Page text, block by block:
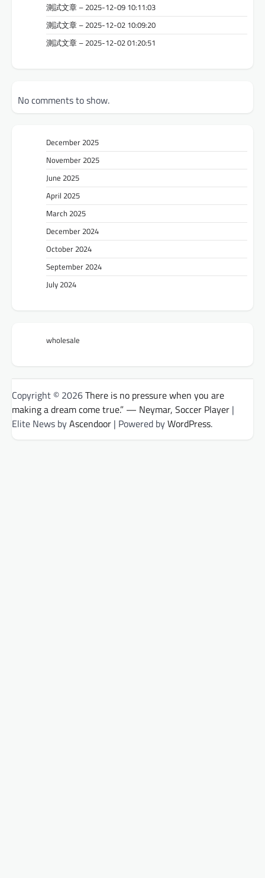
測試文章 – 2025-12-09 10:11:03
測試文章 – 2025-12-02 10:09:20
測試文章 – 2025-12-02 01:20:51
No comments to show.
December 2025
November 2025
June 2025
April 2025
March 2025
December 2024
October 2024
September 2024
July 2024
wholesale
Copyright © 2026There is no pressure when you are
making a dream come true.” — Neymar, Soccer Player |
Elite News byAscendoor | Powered byWordPress.